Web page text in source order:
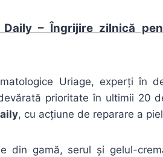
Daily – Îngrijire zilnică
Uriage, experți în
prioritate în ultimii 20
, cu acțiune de reparare a
din gamă, serul și gelul-